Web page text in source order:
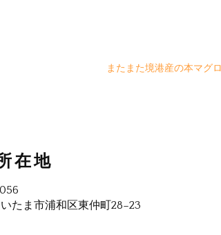
またまた境港産の本マグ
在地
たま市浦和区東仲町28−23